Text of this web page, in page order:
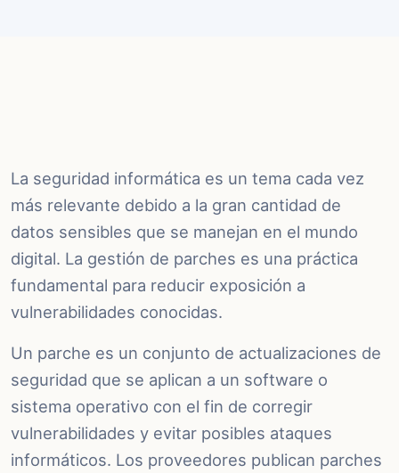
La seguridad informática es un tema cada vez
más relevante debido a la gran cantidad de
datos sensibles que se manejan en el mundo
digital. La gestión de parches es una práctica
fundamental para reducir exposición a
vulnerabilidades conocidas.
Un parche es un conjunto de actualizaciones de
seguridad que se aplican a un software o
sistema operativo con el fin de corregir
vulnerabilidades y evitar posibles ataques
informáticos. Los proveedores publican parches